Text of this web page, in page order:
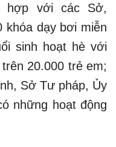
hợp với các Sở,
khóa dạy bơi miễn
sinh hoạt hè với
20.000 trẻ em;
Sở Tư pháp, Ủy
những hoạt động